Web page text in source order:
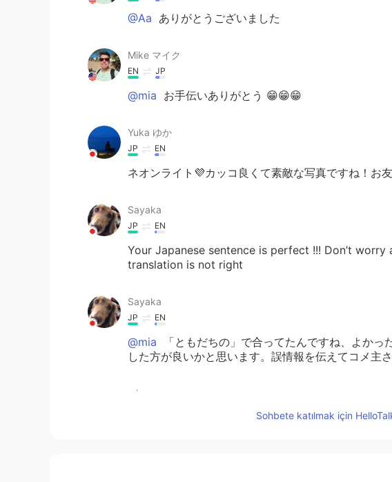
@Aa ありがとうございました
Mike マイク
EN JP
@mia お手伝いありがとう 😁😁😁
Yuka ゆか
JP EN
ネオンライト💜カッコ良くて素敵な写真ですね！お
Sayaka
JP EN
Your Japanese sentence is perfect !!! Don’t
translation is not right
Sayaka
JP EN
@mia
「ともだちの」で合ってたんですね、よか
した方が良いかと思います。誤情報を伝えてコメ主
mia
Sohbete katılmak için